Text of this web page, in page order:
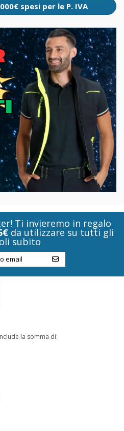
spesi per le P. IVA
Ti invieremo in regalo
da utilizzare su tutti gli
subito
la somma di: